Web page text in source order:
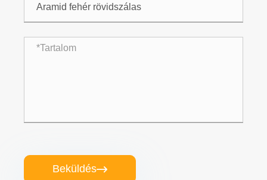
Beküldés